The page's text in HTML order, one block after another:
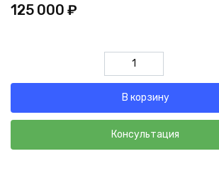
125 000 ₽
Количество
товара
Каретка
В корзину
Консультация